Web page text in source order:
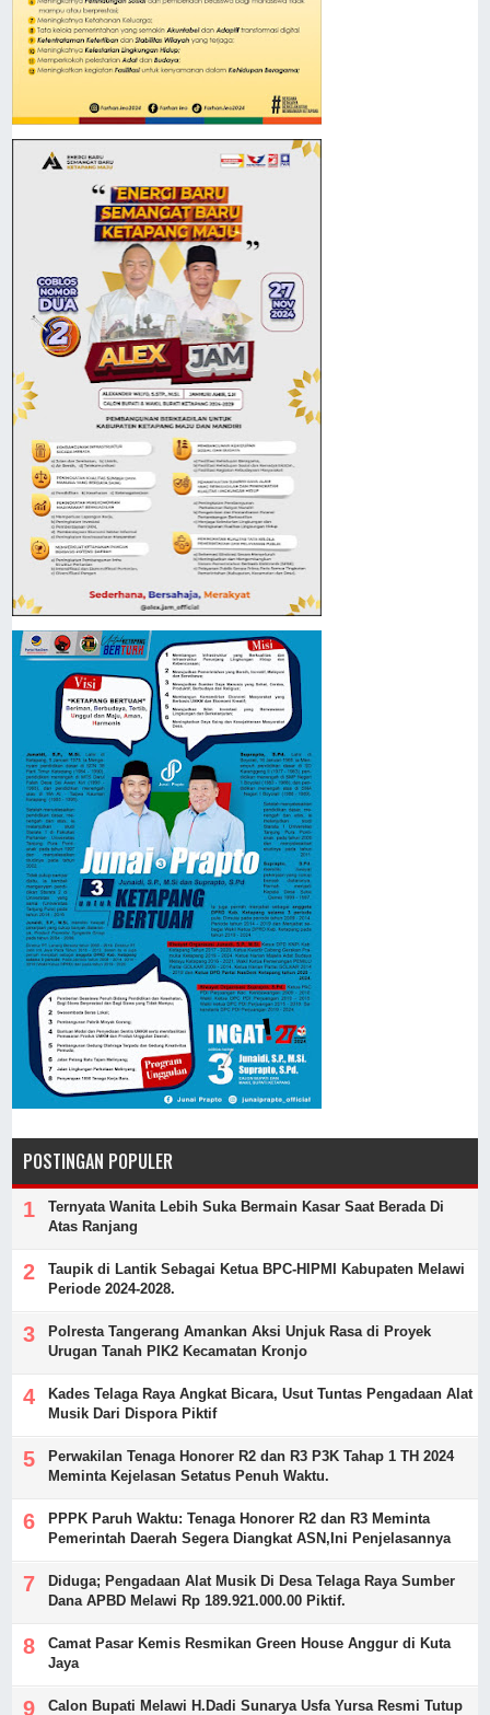
POSTINGAN POPULER
Ternyata Wanita Lebih Suka Bermain Kasar Saat Berada Di
Atas Ranjang
Taupik di Lantik Sebagai Ketua BPC-HIPMI Kabupaten Melawi
Periode 2024-2028.
Polresta Tangerang Amankan Aksi Unjuk Rasa di Proyek
Urugan Tanah PIK2 Kecamatan Kronjo
Kades Telaga Raya Angkat Bicara, Usut Tuntas Pengadaan Alat
Musik Dari Dispora Piktif
Perwakilan Tenaga Honorer R2 dan R3 P3K Tahap 1 TH 2024
Meminta Kejelasan Setatus Penuh Waktu.
PPPK Paruh Waktu: Tenaga Honorer R2 dan R3 Meminta
Pemerintah Daerah Segera Diangkat ASN,Ini Penjelasannya
Diduga; Pengadaan Alat Musik Di Desa Telaga Raya Sumber
Dana APBD Melawi Rp 189.921.000.00 Piktif.
Camat Pasar Kemis Resmikan Green House Anggur di Kuta
Jaya
Calon Bupati Melawi H.Dadi Sunarya Usfa Yursa Resmi Tutup